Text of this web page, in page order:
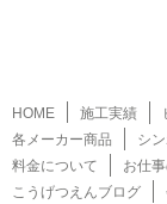
HOME 施工実績
各メーカー商品
シ
料金について
お仕
こうげつえんブログ